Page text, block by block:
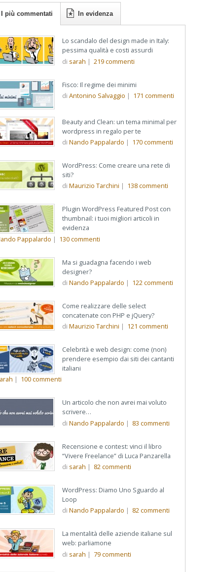
I più commentati In evidenza
Lo scandalo del design made in Italy:
pessima qualità e costi assurdi
di sarah | 219commenti
Fisco: Il regime dei minimi
di Antonino Salvaggio | 171 commenti
Beauty and Clean: un tema minimal per
wordpress in regalo per te
di Nando Pappalardo | 170commenti
WordPress: Come creare una rete di
siti?
di Maurizio Tarchini | 138commenti
Plugin WordPress Featured Post con
thumbnail: i tuoi migliori articoli in
evidenza
Pappalardo | 130commenti
Ma si guadagna facendo i web
designer?
di Nando Pappalardo | 122commenti
Come realizzare delle select
concatenate con PHP e jQuery?
di Maurizio Tarchini | 121 commenti
Celebrità e web design: come (non)
prendere esempio dai siti dei cantanti
italiani
| 100commenti
Un articolo che non avrei mai voluto
scrivere…
di Nando Pappalardo | 83 commenti
Recensione e contest: vinci il libro
“Vivere Freelance” di Luca Panzarella
di sarah | 82commenti
WordPress: Diamo Uno Sguardo al
Loop
di Nando Pappalardo | 82commenti
La mentalità delle aziende italiane sul
web: parliamone
di sarah | 79commenti